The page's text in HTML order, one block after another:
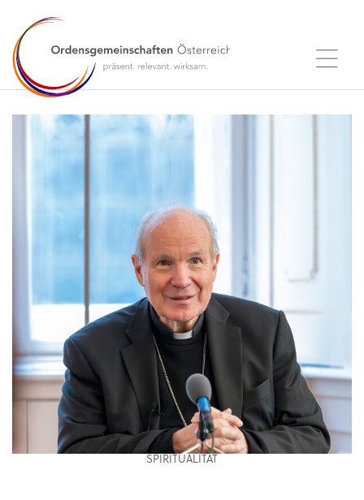
SPIRITUALITÄT